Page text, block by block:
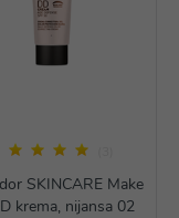
SKINCARE Make
krema, nijansa 02